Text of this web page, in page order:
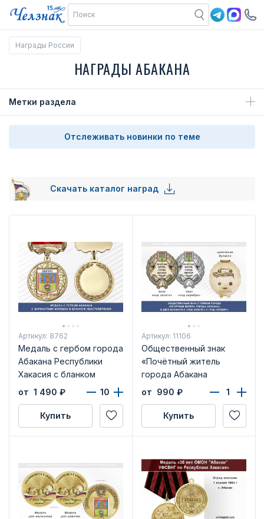
Награды России
НАГРАДЫ АБАКАНА
Метки раздела
Отслеживать новинки по теме
Скачать каталог наград
Артикул: 8762
Медаль с гербом города
Абакана Республики
Хакасия с бланком
удостоверения
от 1 490 ₽
Купить
Артикул: 11106
Общественный знак
«Почётный житель
города Абакана
Республики Хакасия»
от 990 ₽
Купить